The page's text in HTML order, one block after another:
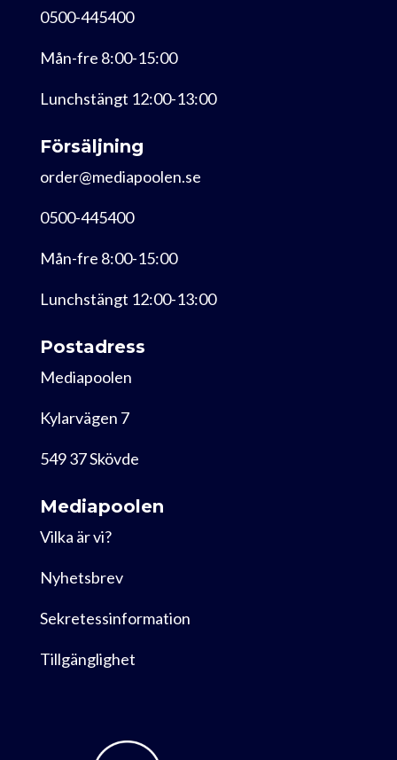
0500-445400
Mån-fre 8:00-15:00
Lunchstängt 12:00-13:00
Försäljning
order@mediapoolen.se
0500-445400
Mån-fre 8:00-15:00
Lunchstängt 12:00-13:00
Postadress
Mediapoolen
Kylarvägen 7
549 37 Skövde
Mediapoolen
Vilka är vi?
Nyhetsbrev
Sekretessinformation
Tillgänglighet